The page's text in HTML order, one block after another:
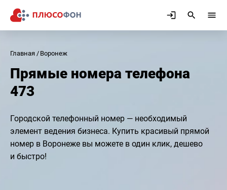
Главная Воронеж
Прямые номера телефона
473
Городской телефонный номер — необходимый
элемент ведения бизнеса. Купить красивый прямой
номер в Воронеже вы можете в один клик, дешево
и быстро!